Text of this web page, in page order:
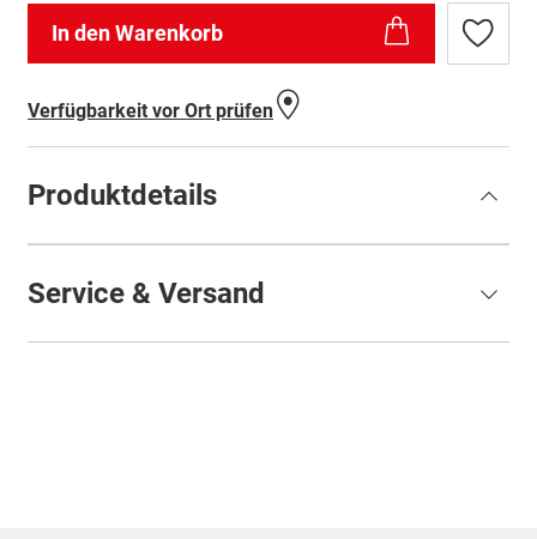
In den Warenkorb
Zur
Verfügbarkeit vor Ort prüfen
Produktdetails
Service & Versand